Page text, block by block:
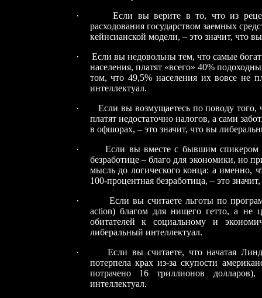
·
Если вы верите в то, что из
расходования государством заемных
кейнсианской модели, – это значит, что
·
Если вы недовольны тем, что самые
населения, платят «всего» 40%
том, что 49,5% населения их вовсе не
интеллектуал.
·
Если вы возмущаетесь по поводу
платят недостаточно налогов, а сами
в офшорах, – это значит, что вы
·
Если вы вместе с бывшим спикером
безработице – благо для экономики, но
мысль до логического конца: а именно,
100-процентная безработица, – это
·
Если вы считаете льготы по
action) благом для нищего гетто, а не
обитателей к социальному и
либеральный интеллектуал.
·
Если вы считаете, что начатая
потерпела крах из-за скупости
потрачено 16 триллионов
интеллектуал.